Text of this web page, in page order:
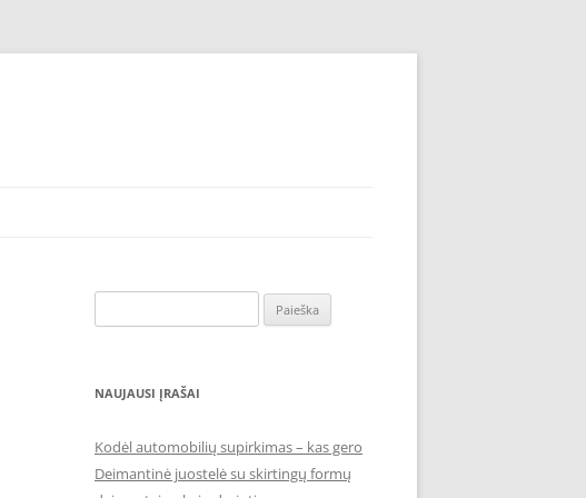
NAUJAUSI ĮRAŠAI
Kodėl automobilių supirkimas – kas gero
Deimantinė juostelė su skirtingų formų